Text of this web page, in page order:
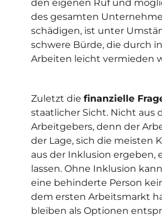
den eigenen Ruf und
des gesamten
schädigen, ist unter
schwere Bürde, die durch
Arbeiten leicht vermieden
Zuletzt die finanzielle
staatlicher Sicht. Nicht aus
Arbeitgebers, denn der
der Lage, sich die meisten
aus der Inklusion ergeben,
lassen. Ohne Inklusion
eine behinderte Person
dem ersten Arbeitsmarkt
bleiben als Optionen